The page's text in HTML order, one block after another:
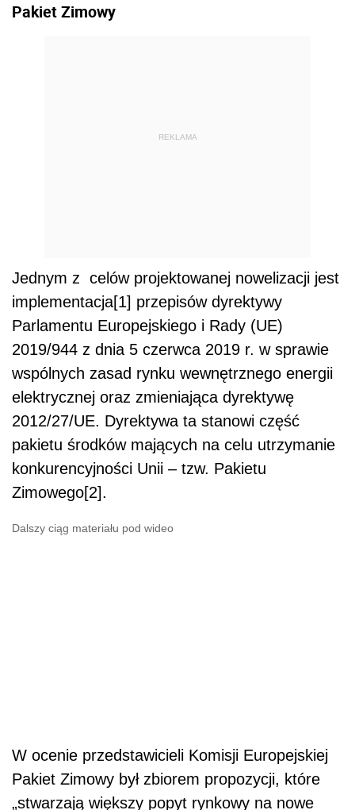
Pakiet Zimowy
REKLAMA
Jednym z celów projektowanej nowelizacji jest
implementacja[1] przepisów dyrektywy
Parlamentu Europejskiego i Rady (UE)
2019/944 z dnia 5 czerwca 2019 r. w sprawie
wspólnych zasad rynku wewnętrznego energii
elektrycznej oraz zmieniająca dyrektywę
2012/27/UE. Dyrektywa ta stanowi część
pakietu środków mających na celu utrzymanie
konkurencyjności Unii – tzw. Pakietu
Zimowego[2].
Dalszy ciąg materiału pod wideo
W ocenie przedstawicieli Komisji Europejskiej
Pakiet Zimowy był zbiorem propozycji, które
„stwarzają większy popyt rynkowy na nowe